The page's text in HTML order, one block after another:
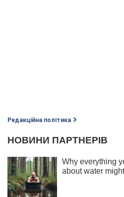
Редакційна політика